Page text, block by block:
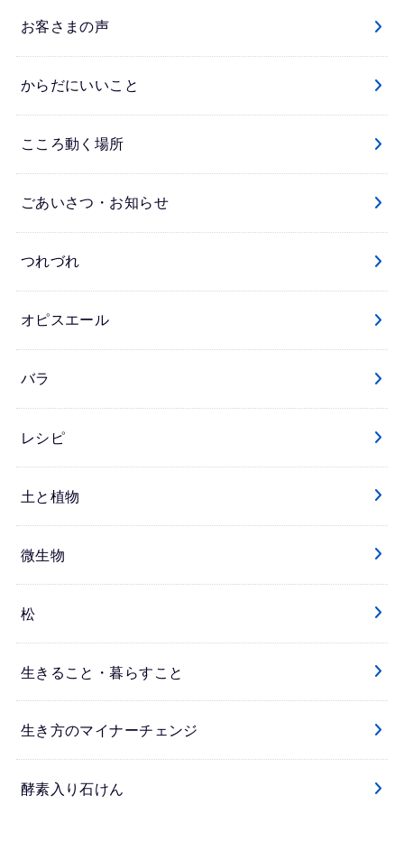
お客さまの声
からだにいいこと
こころ動く場所
ごあいさつ・お知らせ
つれづれ
オピスエール
バラ
レシピ
土と植物
微生物
松
生きること・暮らすこと
生き方のマイナーチェンジ
酵素入り石けん